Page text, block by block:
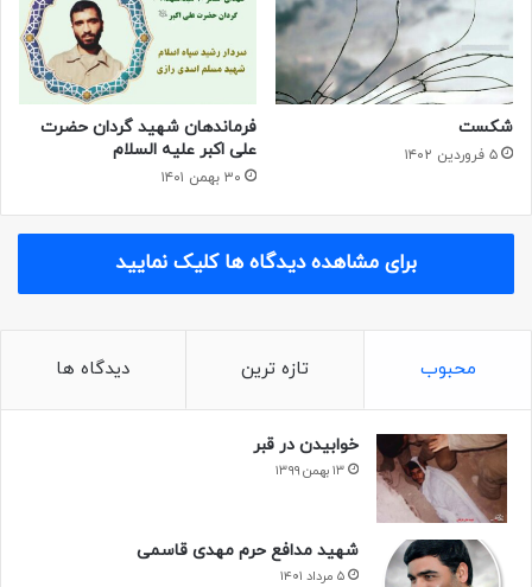
شکست
۵ فروردین ۱۴۰۲
فرماندهان شهید گردان حضرت
علی اکبر علیه السلام
۳۰ بهمن ۱۴۰۱
برای مشاهده دیدگاه ها کلیک نمایید
محبوب تازه ترین دیدگاه ها
خوابیدن در قبر
۱۳ بهمن ۱۳۹۹
شهید مدافع حرم مهدی قاسمی
۵ مرداد ۱۴۰۱